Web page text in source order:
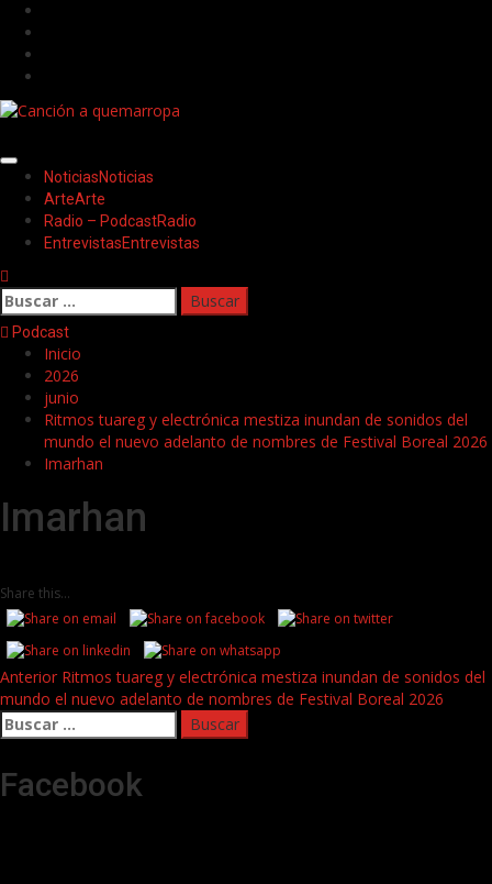
Saltar
contenido
Menú
principal
NoticiasNoticias
ArteArte
Radio – PodcastRadio
EntrevistasEntrevistas
Buscar:
Podcast
Inicio
2026
junio
Ritmos tuareg y electrónica mestiza inundan de sonidos del
mundo el nuevo adelanto de nombres de Festival Boreal 2026
Imarhan
Imarhan
Share this...
Post
navigation
Anterior Ritmos tuareg y electrónica mestiza inundan de sonidos del
mundo el nuevo adelanto de nombres de Festival Boreal 2026
Buscar:
Facebook